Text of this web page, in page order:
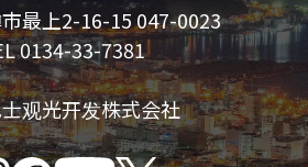
最上2-16-15 047-0023
0134-33-7381
观光开发株式会社